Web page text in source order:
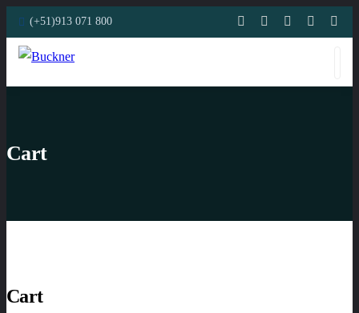
(+51)913 071 800
Cart
Cart